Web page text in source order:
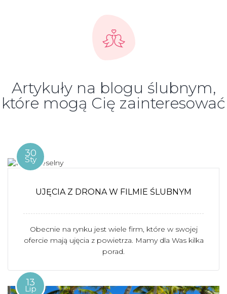
Artykuły na blogu ślubnym,
które mogą Cię zainteresować
30
Sty
UJĘCIA Z DRONA W FILMIE ŚLUBNYM
Obecnie na rynku jest wiele firm, które w swojej
ofercie mają ujęcia z powietrza. Mamy dla Was kilka
porad.
13
Lip